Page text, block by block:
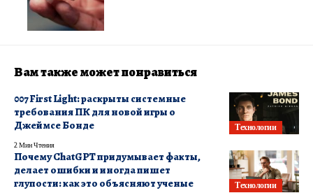
Вам также может понравиться
Технологии
007 First Light: раскрыты системные
требования ПК для новой игры о
Джеймсе Бонде
2 Мин Чтения
Технологии
Почему ChatGPT придумывает факты,
делает ошибки и иногда пишет
глупости: как это объясняют ученые